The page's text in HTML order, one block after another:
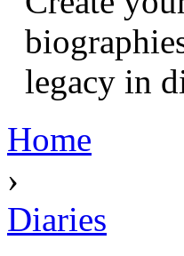
legacy in
Home
›
Diaries